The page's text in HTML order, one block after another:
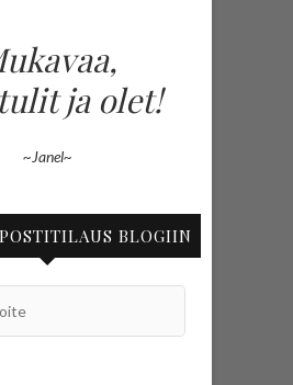
ja olet!
~Janel~
BLOGIIN